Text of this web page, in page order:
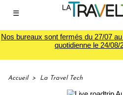
☰
Nos bureaux sont fermés du 27/07
quotidienne le 24/08/
Accueil > La Travel Tech